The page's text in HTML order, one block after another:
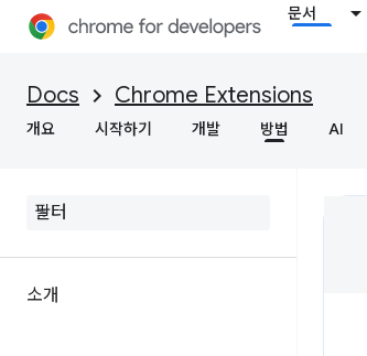
문서
Docs Chrome Extensions
개요 시작하기 개발 방법 AI
소개